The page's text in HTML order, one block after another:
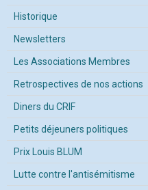
Historique
Newsletters
Les Associations Membres
Retrospectives de nos actions
Diners du CRIF
Petits déjeuners politiques
Prix Louis BLUM
Lutte contre l'antisémitisme